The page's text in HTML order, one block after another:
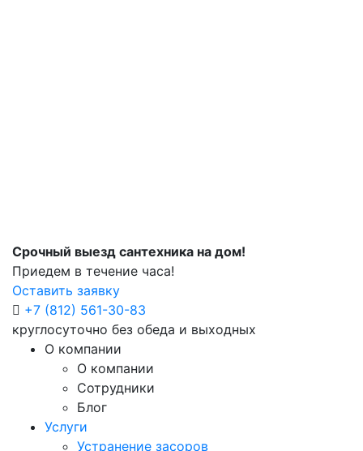
Срочный выезд сантехника на дом!
Приедем в течение часа!
Оставить заявку
+7 (812) 561-30-83
круглосуточно без обеда и выходных
О компании
О компании
Сотрудники
Блог
Услуги
Устранение засоров